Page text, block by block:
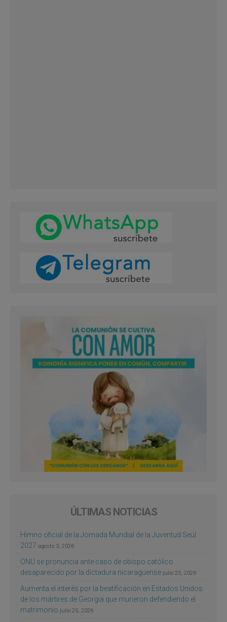
ÚLTIMAS NOTICIAS
Himno oficial de la Jornada Mundial de la Juventud Seúl
2027 agosto 3, 2026
ONU se pronuncia ante caso de obispo católico
desaparecido por la dictadura nicaragüense julio 25, 2026
Aumenta el interés por la beatificación en Estados Unidos
de los mártires de Georgia que murieron defendiendo el
matrimonio julio 25, 2026